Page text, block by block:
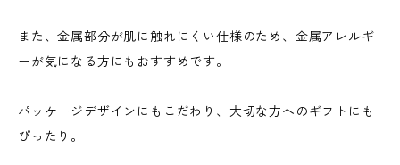
また、金属部分が肌に触れにくい仕様のため、金属アレルギ
ーが気になる方にもおすすめです。
パッケージデザインにもこだわり、大切な方へのギフトにも
ぴったり。